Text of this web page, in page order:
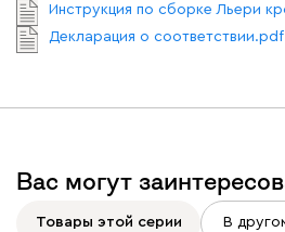
Инструкция по сборке Льери
Декларация о соответствии.pdf
Вас могут
Товары этой серии В